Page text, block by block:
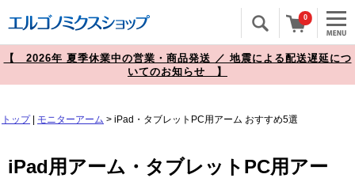
0
【 2026年 夏季休業中の営業・商品発送 ／ 地震による配送遅延につ
いてのお知らせ 】
トップ| モニターアーム > iPad・タブレットPC用アーム おすすめ5選
iPad用アーム・タブレットPC用アー